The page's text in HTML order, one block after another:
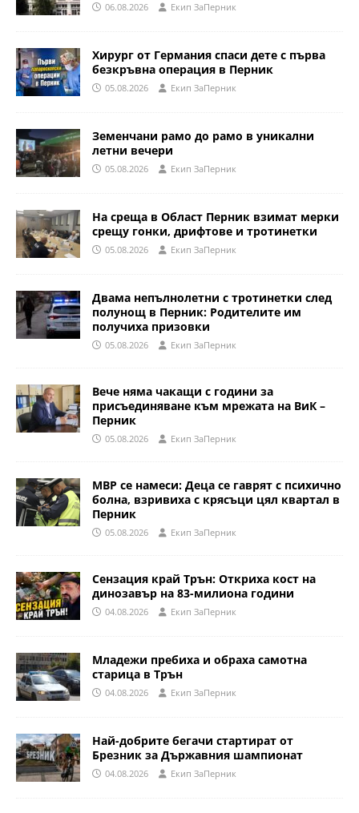
06.08.2026 Eкип ЗаПерник
Хирург от Германия спаси дете с първа
безкръвна операция в Перник
05.08.2026 Eкип ЗаПерник
Земенчани рамо до рамо в уникални
летни вечери
05.08.2026 Eкип ЗаПерник
На среща в Област Перник взимат мерки
срещу гонки, дрифтове и тротинетки
05.08.2026 Eкип ЗаПерник
Двама непълнолетни с тротинетки след
полунощ в Перник: Родителите им
получиха призовки
05.08.2026 Eкип ЗаПерник
Вече няма чакащи с години за
присъединяване към мрежата на ВиК –
Перник
05.08.2026 Eкип ЗаПерник
МВР се намеси: Деца се гаврят с психично
болна, взривиха с крясъци цял квартал в
Перник
05.08.2026 Eкип ЗаПерник
Сензация край Трън: Откриха кост на
динозавър на 83-милиона години
04.08.2026 Eкип ЗаПерник
Младежи пребиха и обраха самотна
старица в Трън
04.08.2026 Eкип ЗаПерник
Най-добрите бегачи стартират от
Брезник за Държавния шампионат
04.08.2026 Eкип ЗаПерник